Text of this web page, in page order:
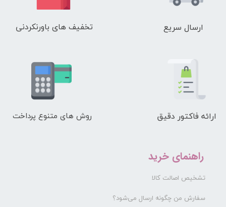
ارسال سریع تخفیف های باورنکردنی
ارائه فاکتور دقیق روش های متنوع پرداخت
راهنمای خرید
تشخیص اصالت کالا
سفارش من چگونه ارسال می‌شود؟